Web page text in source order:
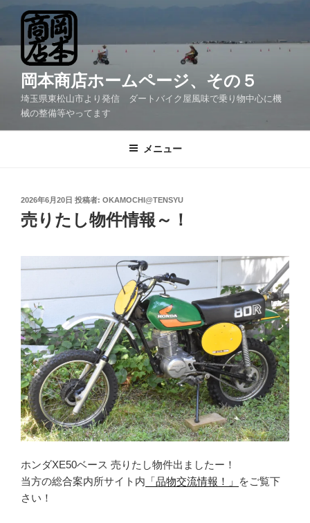
岡本商店ホームページ、その５
埼玉県東松山市より発信 ダートバイク屋風味で乗り物中心に機
械の整備等やってます
メニュー
投
稿
日:
2026年6月20日 投稿者: OKAMOCHI@TENSYU
売りたし物件情報～！
ホンダXE50ベース 売りたし物件出ましたー！
当方の総合案内所サイト内 「品物交流情報！」
をご覧下
さい！